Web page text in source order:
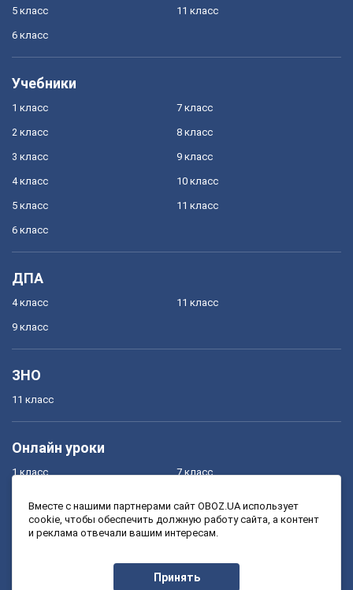
5 класс
6 класс
11 класс
Учебники
1 класс
2 класс
3 класс
4 класс
5 класс
6 класс
7 класс
8 класс
9 класс
10 класс
11 класс
ДПА
4 класс
9 класс
11 класс
ЗНО
11 класс
Онлайн уроки
1 класс
3 класс
7 класс
9 класс
Вместе с нашими партнерами сайт OBOZ.UA использует
cookie, чтобы обеспечить должную работу сайта, а контент
и реклама отвечали вашим интересам.
Принять